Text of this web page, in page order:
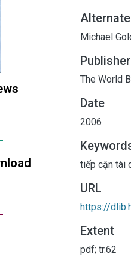
Michael
Publisher
The World
Date
2006
tiếp cận tài
URL
https://
Extent
pdf; tr.62